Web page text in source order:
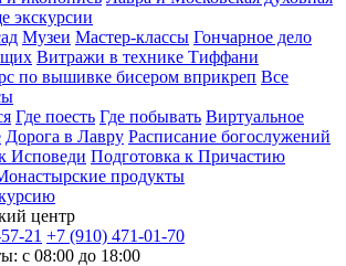
экскурсии
Музеи Мастер-классы Гончарное дело
Витражи в технике Тиффани
по вышивке бисером вприкреп Все
Где поесть Где побывать Виртуальное
Дорога в Лавру Расписание богослужений
Исповеди Подготовка к Причастию
продукты
центр
21 +7 (910) 471-01-70
с 08:00 до 18:00